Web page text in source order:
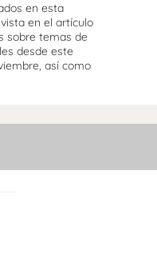
en esta
en el artículo
sobre temas de
desde este
así como